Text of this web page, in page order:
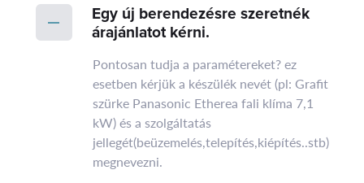
Egy új berendezésre szeretnék
árajánlatot kérni.
Pontosan tudja a paramétereket? ez
esetben kérjük a készülék nevét (pl: Grafit
szürke Panasonic Etherea fali klíma 7,1
kW) és a szolgáltatás
jellegét(beüzemelés,telepítés,kiépítés..stb)
megnevezni.